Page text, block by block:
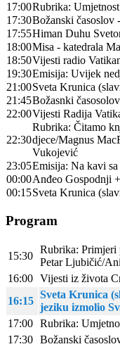
17:00Rubrika:
17:30Božanski časoslov
17:55Himan Duhu
18:00Misa - katedrala
18:50Vijesti radio
19:30Emisija: Uvijek
21:00Sveta Krunica
21:45Božasnki
22:00Vijesti Radija
22:30
Rubrika: Čitamo
djece/Magnus
Vukojević
23:05Emisija: Na kavi
00:00Anđeo Gospodnji
00:15Sveta Krunica
Program
15:30
Rubrika: Primjeri
Petar Ljubičić/
16:00 Vijesti iz života
16:15
Sveta Krunica
jeziku izmolio
17:00 Rubrika:
17:30 Božanski